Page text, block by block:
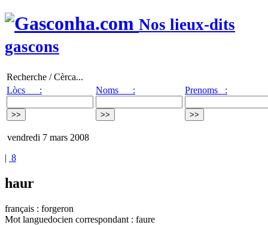
Nos lieux-dits
gascons
Recherche / Cèrca...
Lòcs :
Noms : Prenoms :
vendredi 7 mars 2008
| 8
haur
français : forgeron
Mot languedocien correspondant : faure